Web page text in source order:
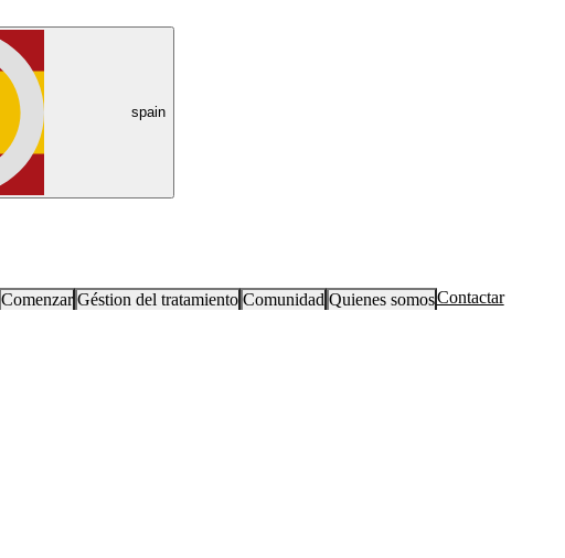
spain
Comenzar Géstion del tratamiento Comunidad Quienes somosContactar